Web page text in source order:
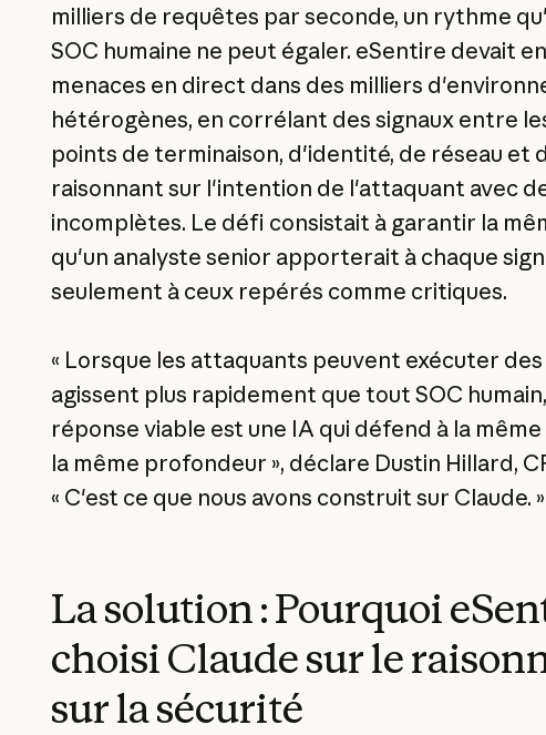
milliers de requêtes par seconde, un rythme
SOC humaine ne peut égaler. eSentire devait
menaces en direct dans des milliers
hétérogènes, en corrélant des signaux entre
points de terminaison, d'identité, de réseau et
raisonnant sur l'intention de l'attaquant avec
incomplètes. Le défi consistait à garantir la
qu'un analyste senior apporterait à chaque
seulement à ceux repérés comme critiques.
« Lorsque les attaquants peuvent exécuter
agissent plus rapidement que tout SOC
réponse viable est une IA qui défend à la
la même profondeur », déclare Dustin Hillard,
« C'est ce que nous avons construit sur Claude. »
La solution : Pourquoi
choisi Claude sur le
sur la sécurité